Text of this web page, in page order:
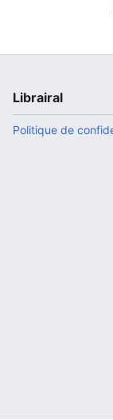
Librairal
Politique de